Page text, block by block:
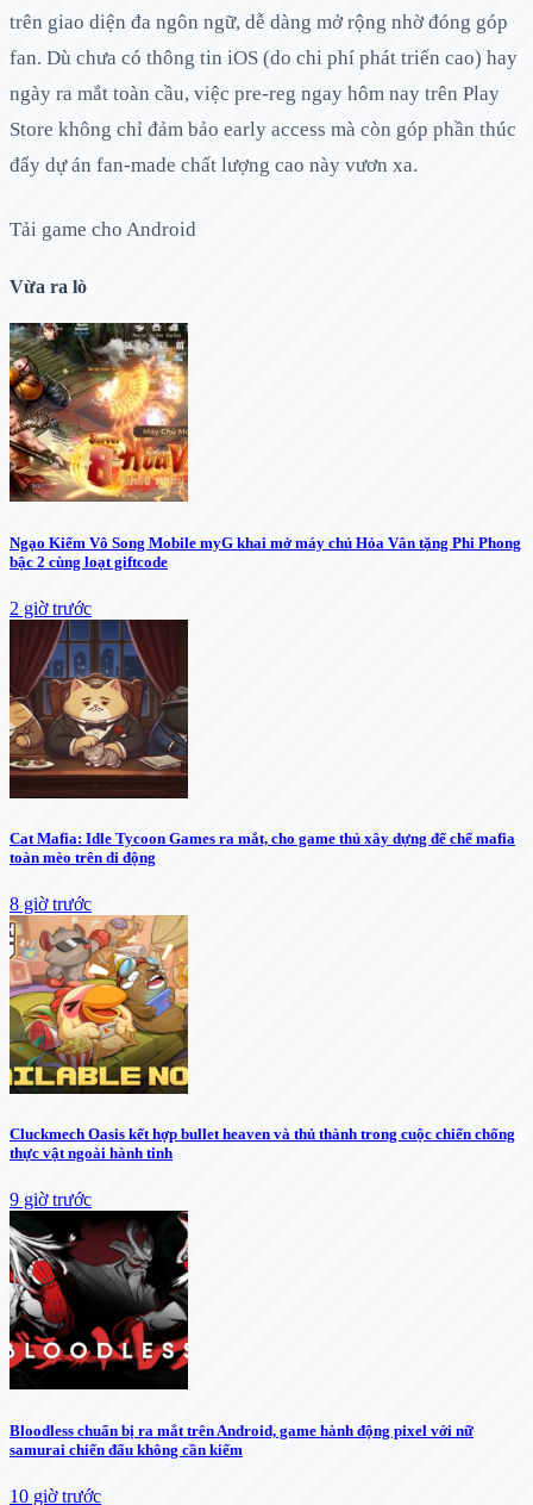
trên giao diện đa ngôn ngữ, dễ dàng mở rộng nhờ đóng góp
fan. Dù chưa có thông tin iOS (do chi phí phát triển cao) hay
ngày ra mắt toàn cầu, việc pre-reg ngay hôm nay trên Play
Store không chỉ đảm bảo early access mà còn góp phần thúc
đẩy dự án fan-made chất lượng cao này vươn xa.
Tải game cho Android
Vừa ra lò
Ngạo Kiếm Vô Song Mobile myG khai mở máy chủ Hỏa Vân tặng Phi Phong
bậc 2 cùng loạt giftcode
2 giờ trước
Cat Mafia: Idle Tycoon Games ra mắt, cho game thủ xây dựng đế chế mafia
toàn mèo trên di động
8 giờ trước
Cluckmech Oasis kết hợp bullet heaven và thủ thành trong cuộc chiến chống
thực vật ngoài hành tinh
9 giờ trước
Bloodless chuẩn bị ra mắt trên Android, game hành động pixel với nữ
samurai chiến đấu không cần kiếm
10 giờ trước